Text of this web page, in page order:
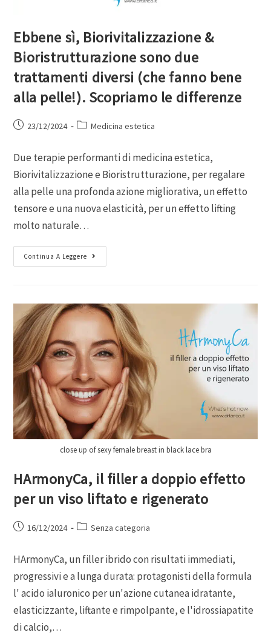
Ebbene sì, Biorivitalizzazione &
Bioristrutturazione sono due
trattamenti diversi (che fanno bene
alla pelle!). Scopriamo le differenze
23/12/2024 Medicina estetica
Due terapie performanti di medicina estetica,
Biorivitalizzazione e Bioristrutturazione, per regalare
alla pelle una profonda azione migliorativa, un effetto
tensore e una nuova elasticità, per un effetto lifting
molto naturale…
Continua A Leggere
close up of sexy female breast in black lace bra
HArmonyCa, il filler a doppio effetto
per un viso liftato e rigenerato
16/12/2024 Senza categoria
HArmonyCa, un filler ibrido con risultati immediati,
progressivi e a lunga durata: protagonisti della formula
l' acido ialuronico per un'azione cutanea idratante,
elasticizzante, liftante e rimpolpante, e l'idrossiapatite
di calcio,…